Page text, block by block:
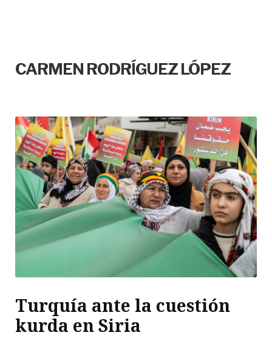
CARMEN RODRÍGUEZ LÓPEZ
Turquía ante la cuestión
kurda en Siria